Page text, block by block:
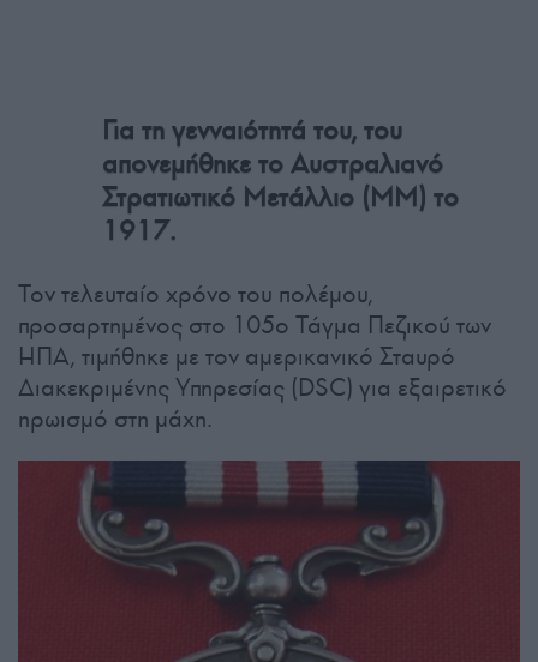
Για τη γενναιότητά του, του
απονεμήθηκε το Αυστραλιανό
Στρατιωτικό Μετάλλιο (MM) το
1917.
Τον τελευταίο χρόνο του πολέμου,
προσαρτημένος στο 105ο Τάγμα Πεζικού των
ΗΠΑ, τιμήθηκε με τον αμερικανικό Σταυρό
Διακεκριμένης Υπηρεσίας (DSC) για εξαιρετικό
ηρωισμό στη μάχη.